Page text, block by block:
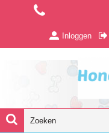
Inloggen